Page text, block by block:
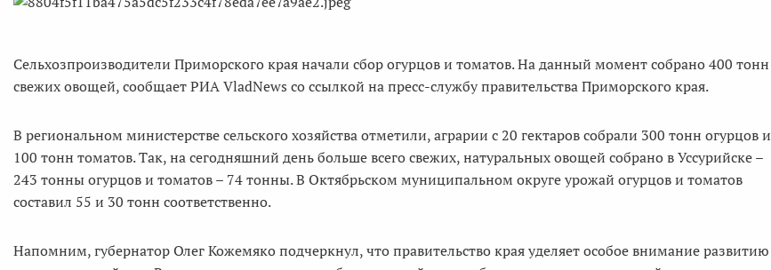
Сельхозпроизводители Приморского края начали сбор огурцов и томатов. На данный момент собрано 400 тонн
свежих овощей, сообщает РИА VladNews со ссылкой на пресс-службу правительства Приморского края.
В региональном министерстве сельского хозяйства отметили, аграрии с 20 гектаров собрали 300 тонн огурцов и
100 тонн томатов. Так, на сегодняшний день больше всего свежих, натуральных овощей собрано в Уссурийске –
243 тонны огурцов и томатов – 74 тонны. В Октябрьском муниципальном округе урожай огурцов и томатов
составил 55 и 30 тонн соответственно.
Напомним, губернатор Олег Кожемяко подчеркнул, что правительство края уделяет особое внимание развитию